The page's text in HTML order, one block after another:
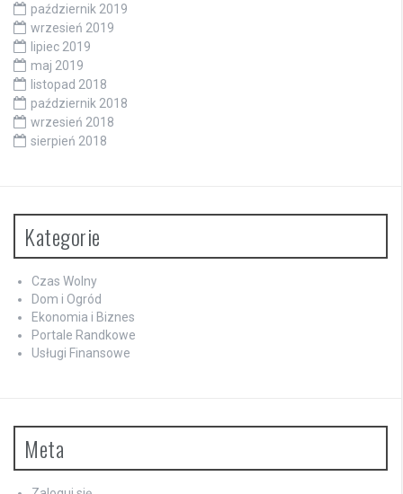
październik 2019
wrzesień 2019
lipiec 2019
maj 2019
listopad 2018
październik 2018
wrzesień 2018
sierpień 2018
Kategorie
Czas Wolny
Dom i Ogród
Ekonomia i Biznes
Portale Randkowe
Usługi Finansowe
Meta